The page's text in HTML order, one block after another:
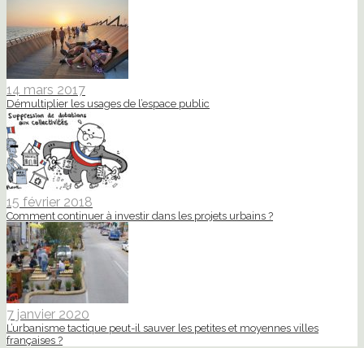
14 mars 2017
Démultiplier les usages de l’espace public
15 février 2018
Comment continuer à investir dans les projets urbains ?
7 janvier 2020
L’urbanisme tactique peut-il sauver les petites et moyennes villes
françaises ?